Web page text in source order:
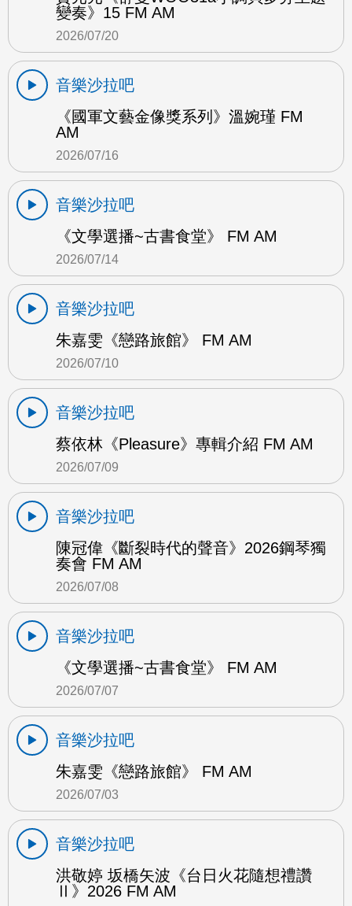
變奏》15 FM AM
2026/07/20
音樂沙拉吧
《國軍文藝金像獎系列》溫婉瑾 FM
AM
2026/07/16
音樂沙拉吧
《文學選播~古書食堂》 FM AM
2026/07/14
音樂沙拉吧
朱嘉雯《戀路旅館》 FM AM
2026/07/10
音樂沙拉吧
蔡依林《Pleasure》專輯介紹 FM AM
2026/07/09
音樂沙拉吧
陳冠偉《斷裂時代的聲音》2026鋼琴獨
奏會 FM AM
2026/07/08
音樂沙拉吧
《文學選播~古書食堂》 FM AM
2026/07/07
音樂沙拉吧
朱嘉雯《戀路旅館》 FM AM
2026/07/03
音樂沙拉吧
洪敬婷 坂橋矢波《台日火花隨想禮讚
Ⅱ》2026 FM AM